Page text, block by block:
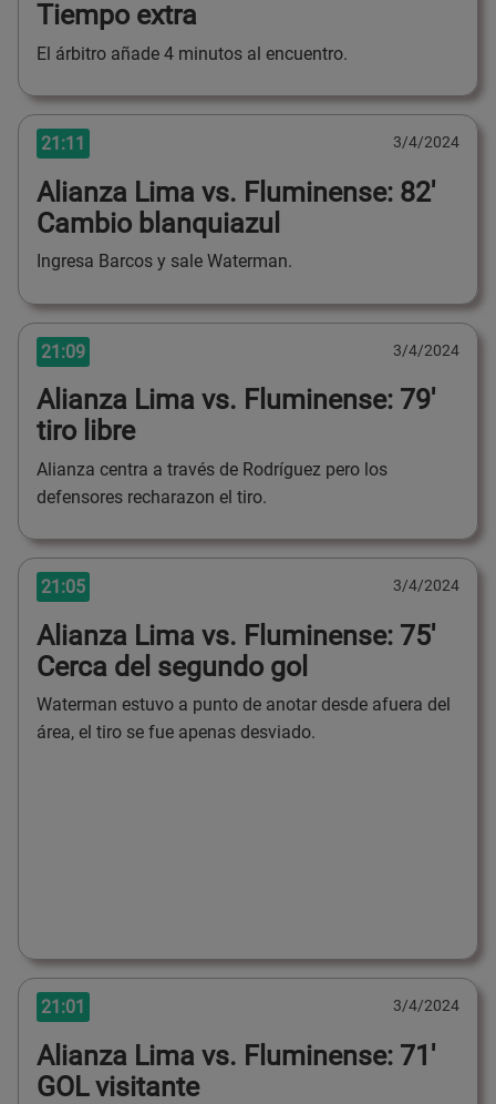
Tiempo extra
El árbitro añade 4 minutos al encuentro.
21:11 3/4/2024
Alianza Lima vs. Fluminense: 82'
Cambio blanquiazul
Ingresa Barcos y sale Waterman.
21:09 3/4/2024
Alianza Lima vs. Fluminense: 79'
tiro libre
Alianza centra a través de Rodríguez pero los
defensores recharazon el tiro.
21:05 3/4/2024
Alianza Lima vs. Fluminense: 75'
Cerca del segundo gol
Waterman estuvo a punto de anotar desde afuera del
área, el tiro se fue apenas desviado.
21:01 3/4/2024
Alianza Lima vs. Fluminense: 71'
GOL visitante